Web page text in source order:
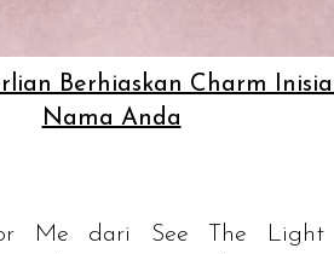
Berhiaskan Charm
Nama Anda
Me dari See The Light